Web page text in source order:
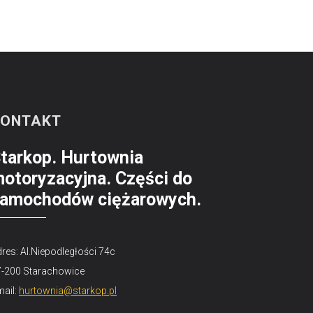
Hurtownia
Części do
ciężarowych.
Al.Niepodległości 74c
200 Starachowice
hurtownia@starkop.pl